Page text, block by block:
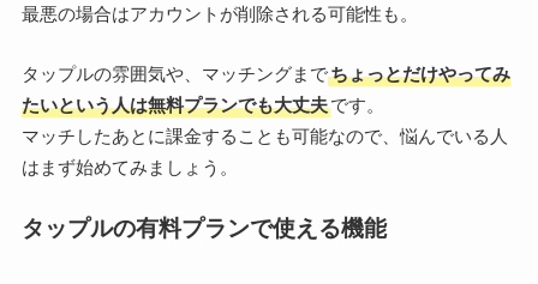
最悪の場合はアカウントが削除される可能性も。
タップルの雰囲気や、マッチングまでちょっとだけやってみ
たいという人は無料プランでも大丈夫です。
マッチしたあとに課金することも可能なので、悩んでいる人
はまず始めてみましょう。
タップルの有料プランで使える機能